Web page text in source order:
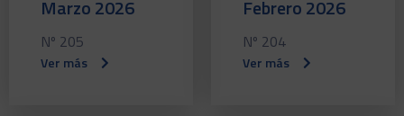
Marzo 2026
Nº 205
Ver más
Febrero 2026
Nº 204
Ver más